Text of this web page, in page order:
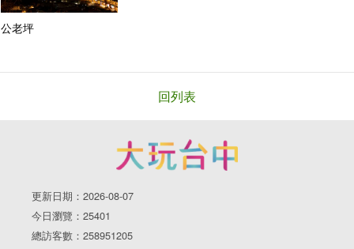
公老坪
回列表
更新日期：2026-08-07
今日瀏覽：25401
總訪客數：258951205